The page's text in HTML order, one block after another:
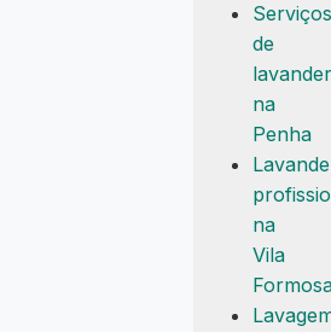
Serviços
de
na
Penha
na
Vila